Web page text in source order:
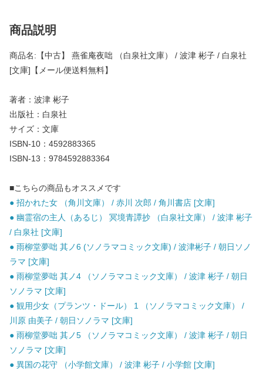
商品説明
商品名:【中古】 燕雀庵夜咄 （白泉社文庫） / 波津 彬子 / 白泉社
[文庫]【メール便送料無料】
著者：波津 彬子
出版社：白泉社
サイズ：文庫
ISBN-10：4592883365
ISBN-13：9784592883364
■こちらの商品もオススメです
● 招かれた女 （角川文庫） / 赤川 次郎 / 角川書店 [文庫]
● 幽霊宿の主人（あるじ） 冥境青譚抄 （白泉社文庫） / 波津 彬子
/ 白泉社 [文庫]
● 雨柳堂夢咄 其ノ6 (ソノラマコミック文庫) / 波津彬子 / 朝日ソノ
ラマ [文庫]
● 雨柳堂夢咄 其ノ4 （ソノラマコミック文庫） / 波津 彬子 / 朝日
ソノラマ [文庫]
● 観用少女（プランツ・ドール） 1 （ソノラマコミック文庫） /
川原 由美子 / 朝日ソノラマ [文庫]
● 雨柳堂夢咄 其ノ5 （ソノラマコミック文庫） / 波津 彬子 / 朝日
ソノラマ [文庫]
● 異国の花守 （小学館文庫） / 波津 彬子 / 小学館 [文庫]